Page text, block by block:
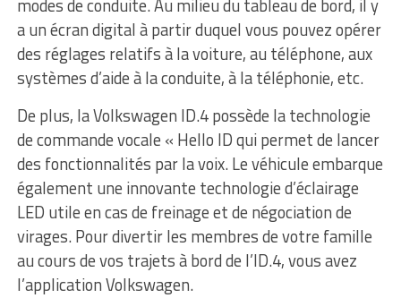
modes de conduite. Au milieu du tableau de bord, il y
a un écran digital à partir duquel vous pouvez opérer
des réglages relatifs à la voiture, au téléphone, aux
systèmes d’aide à la conduite, à la téléphonie, etc.
De plus, la Volkswagen ID.4 possède la technologie
de commande vocale « Hello ID qui permet de lancer
des fonctionnalités par la voix. Le véhicule embarque
également une innovante technologie d’éclairage
LED utile en cas de freinage et de négociation de
virages. Pour divertir les membres de votre famille
au cours de vos trajets à bord de l’ID.4, vous avez
l’application Volkswagen.